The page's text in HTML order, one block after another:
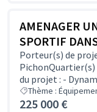
AMENAGER
SPORTIF
Porteur(s) de
PichonQuartier(s)
du projet : -
Thème :
225 000 €